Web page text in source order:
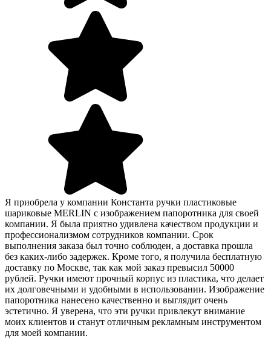
Я приобрела у компании Константа ручки пластиковые
шариковые MERLIN с изображением папоротника для своей
компании. Я была приятно удивлена качеством продукции и
профессионализмом сотрудников компании. Срок
выполнения заказа был точно соблюден, а доставка прошла
без каких-либо задержек. Кроме того, я получила бесплатную
доставку по Москве, так как мой заказ превысил 50000
рублей. Ручки имеют прочный корпус из пластика, что делает
их долговечными и удобными в использовании. Изображение
папоротника нанесено качественно и выглядит очень
эстетично. Я уверена, что эти ручки привлекут внимание
моих клиентов и станут отличным рекламным инструментом
для моей компании.